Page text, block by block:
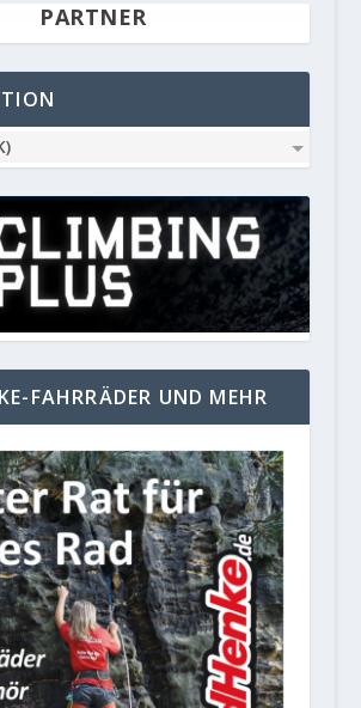
PARTNER
FAHRRÄDER UND MEHR